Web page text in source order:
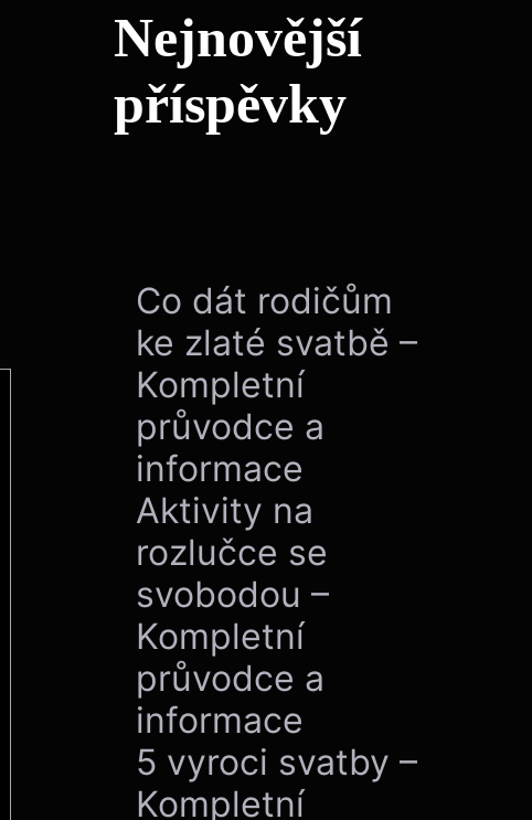
Nejnovější
příspěvky
Co dát rodičům
ke zlaté svatbě –
Kompletní
průvodce a
informace
Aktivity na
rozlučce se
svobodou –
Kompletní
průvodce a
informace
5 vyroci svatby –
Kompletní